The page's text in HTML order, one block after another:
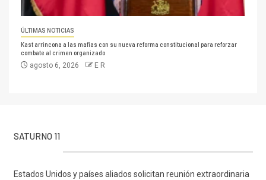
ÚLTIMAS NOTICIAS
Kast arrincona a las mafias con su nueva reforma constitucional para reforzar
combate al crimen organizado
agosto 6, 2026 E R
SATURNO 11
Estados Unidos y países aliados solicitan reunión extraordinaria